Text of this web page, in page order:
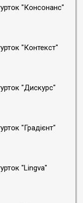
"Консонанс"
"Контекст"
"Дискурс"
"Градієнт"
"Lingva"